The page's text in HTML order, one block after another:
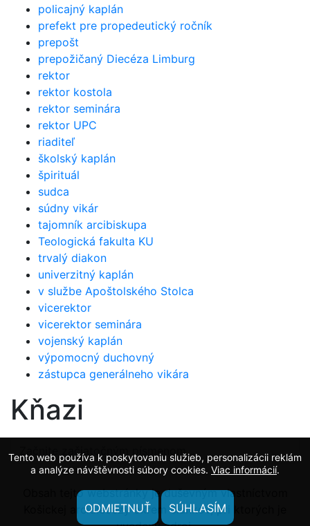
Tento web používa k poskytovaniu služieb, personalizácii reklám
a analýze návštěvnosti súbory cookies. Viac informácií.
ODMIETNUŤ SÚHLASÍM
policajný kaplán
prefekt pre propedeutický ročník
prepošt
prepožičaný Diecéza Limburg
rektor
rektor kostola
rektor seminára
rektor UPC
riaditeľ
školský kaplán
špirituál
sudca
súdny vikár
tajomník arcibiskupa
Teologická fakulta KU
trvalý diakon
univerzitný kaplán
v službe Apoštolského Stolca
vicerektor
vicerektor seminára
vojenský kaplán
výpomocný duchovný
zástupca generálneho vikára
Kňazi
Obsah tejto webstránky je duševným vlastníctvom
Košickej arcidiecézy okrem článkov, pri ktorých je